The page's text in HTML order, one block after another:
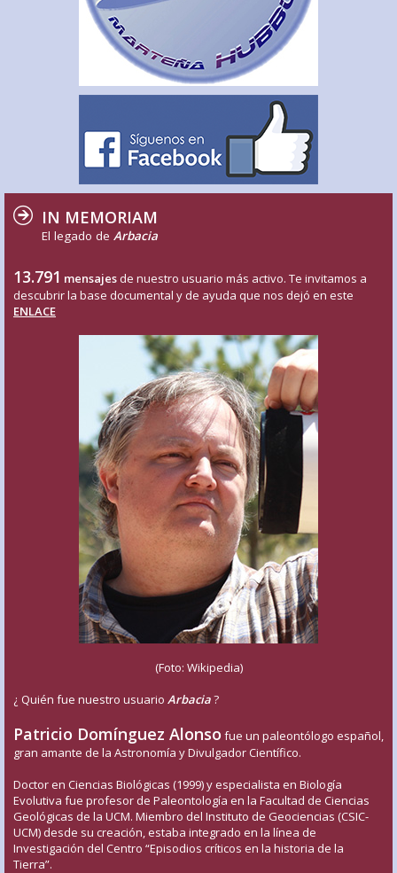
IN MEMORIAM
El legado de Arbacia
13.791 mensajes de nuestro usuario más activo. Te invitamos a
descubrir la base documental y de ayuda que nos dejó en este
ENLACE
(Foto: Wikipedia)
¿ Quién fue nuestro usuario Arbacia?
Patricio Domínguez Alonso fue un paleontólogo español,
gran amante de la Astronomía y Divulgador Científico.
Doctor en Ciencias Biológicas (1999) y especialista en Biología
Evolutiva fue profesor de Paleontología en la Facultad de Ciencias
Geológicas de la UCM. Miembro del Instituto de Geociencias (CSIC-
UCM) desde su creación, estaba integrado en la línea de
Investigación del Centro “Episodios críticos en la historia de la
Tierra”.